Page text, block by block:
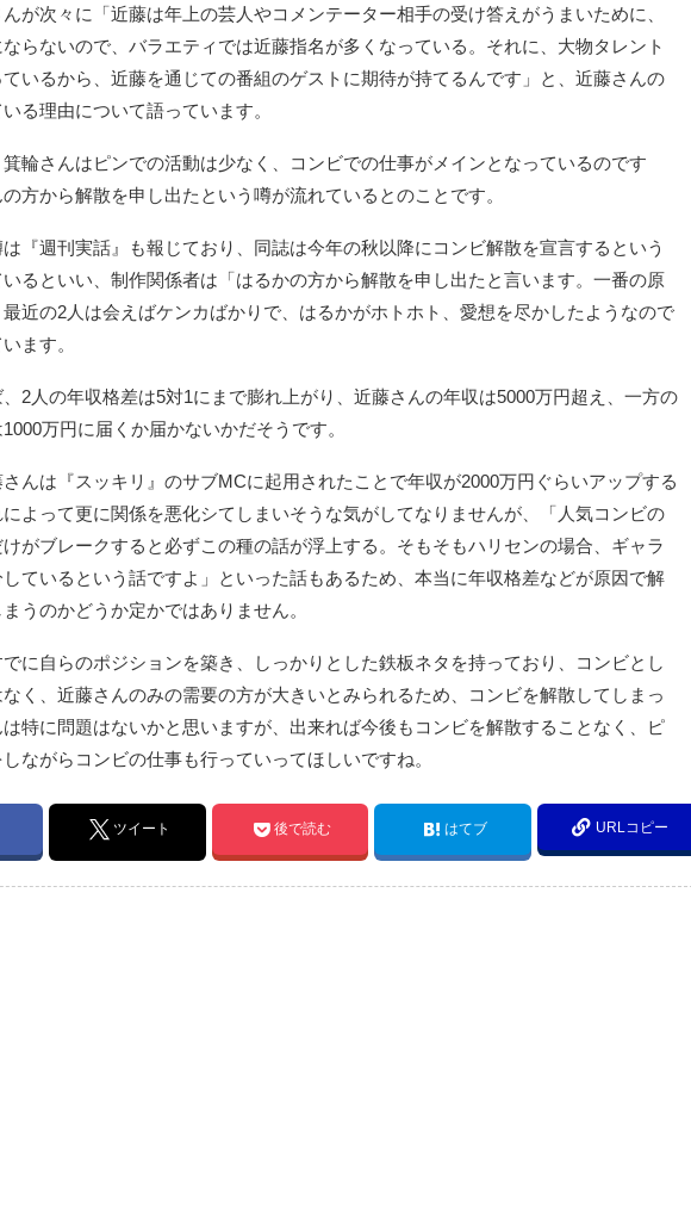
が次々に「近藤は年上の芸人やコメンテーター相手の受け答えがうまいために、
らないので、バラエティでは近藤指名が多くなっている。それに、大物タレント
いるから、近藤を通じての番組のゲストに期待が持てるんです」と、近藤さんの
る理由について語っています。
輪さんはピンでの活動は少なく、コンビでの仕事がメインとなっているのです
方から解散を申し出たという噂が流れているとのことです。
は『週刊実話』も報じており、同誌は今年の秋以降にコンビ解散を宣言するという
るといい、制作関係者は「はるかの方から解散を申し出たと言います。一番の原
近の2人は会えばケンカばかりで、はるかがホトホト、愛想を尽かしたようなので
ます。
2人の年収格差は5対1にまで膨れ上がり、近藤さんの年収は5000万円超え、一方の
万円に届くか届かないかだそうです。
んは『スッキリ』のサブMCに起用されたことで年収が2000万円ぐらいアップする
によって更に関係を悪化シてしまいそうな気がしてなりませんが、「人気コンビの
がブレークすると必ずこの種の話が浮上する。そもそもハリセンの場合、ギャラ
しているという話ですよ」といった話もあるため、本当に年収格差などが原因で解
うのかどうか定かではありません。
に自らのポジションを築き、しっかりとした鉄板ネタを持っており、コンビとし
く、近藤さんのみの需要の方が大きいとみられるため、コンビを解散してしまっ
特に問題はないかと思いますが、出来れば今後もコンビを解散することなく、ピ
ながらコンビの仕事も行っていってほしいですね。
ツイート 後で読む はてブ URLコピー